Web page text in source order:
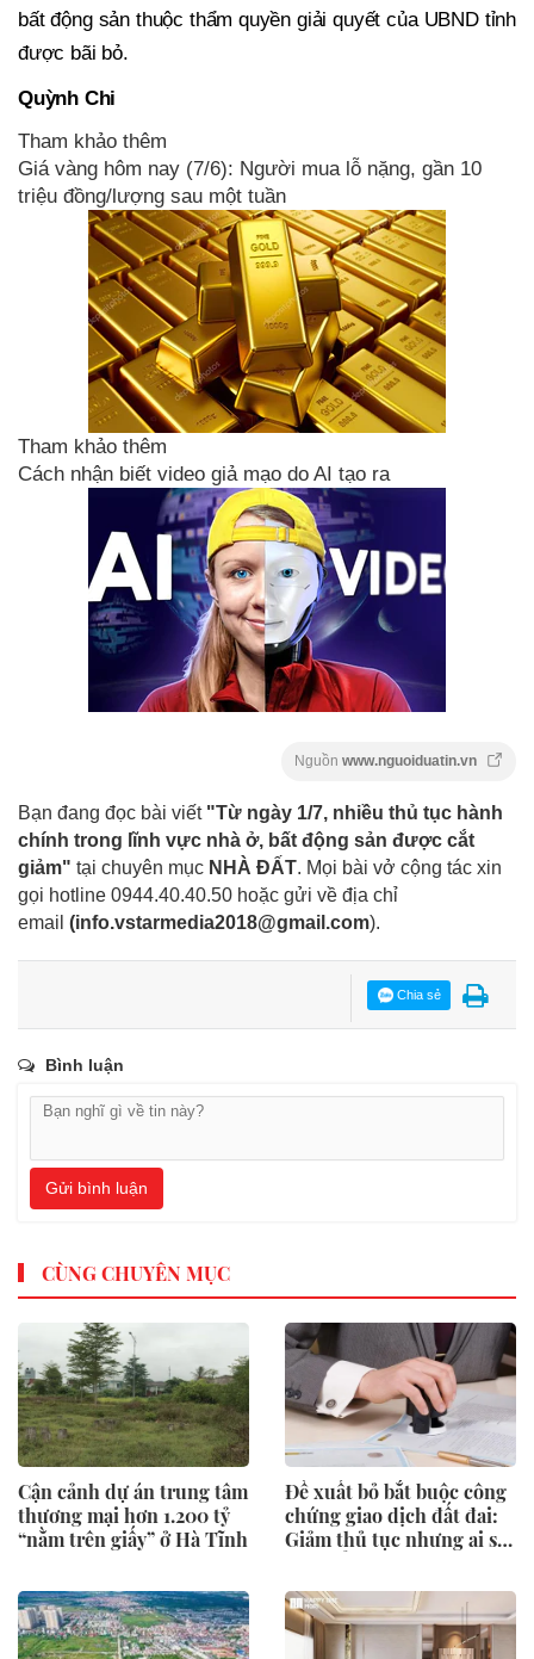
bất động sản thuộc thẩm quyền giải quyết của UBND tỉnh
được bãi bỏ.
Quỳnh Chi
Tham khảo thêm
Giá vàng hôm nay (7/6): Người mua lỗ nặng, gần 10
triệu đồng/lượng sau một tuần
Tham khảo thêm
Cách nhận biết video giả mạo do AI tạo ra
Nguồn www.nguoiduatin.vn
Bạn đang đọc bài viết "Từ ngày 1/7, nhiều thủ tục hành
chính trong lĩnh vực nhà ở, bất động sản được cắt
giảm" tại chuyên mục NHÀ ĐẤT. Mọi bài vở cộng tác xin
gọi hotline 0944.40.40.50 hoặc gửi về địa chỉ
email (info.vstarmedia2018@gmail.com).
Chia sẻ
Bình luận
Gửi bình luận
CÙNG CHUYÊN MỤC
Cận cảnh dự án trung tâm
thương mại hơn 1.200 tỷ
“nằm trên giấy” ở Hà Tĩnh
Đề xuất bỏ bắt buộc công
chứng giao dịch đất đai:
Giảm thủ tục nhưng ai sẽ